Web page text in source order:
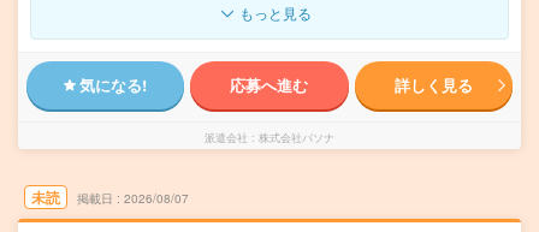
もっと見る
気になる! 応募へ進む 詳しく見る
派遣会社 株式会社パソナ
未読 掲載日 2026/08/07